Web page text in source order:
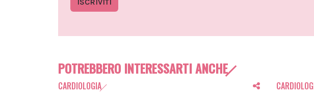
POTREBBERO INTERESSARTI ANCHE
CARDIOLOGIA